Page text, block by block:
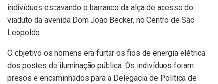
indivíduos escavando o barranco da alça de acesso do
viaduto da avenida Dom João Becker, no Centro de São
Leopoldo.
O objetivo os homens era furtar os fios de energia elétrica
dos postes de iluminação pública. Os indivíduos foram
presos e encaminhados para a Delegacia de Política de